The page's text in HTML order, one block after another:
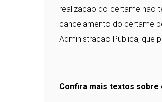
realização do certame não
cancelamento do certame
Administração Pública, que
Confira mais textos sobre